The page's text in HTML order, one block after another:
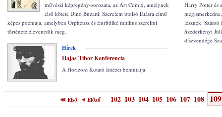
művészi képregény-sorozata, az Art Comix, amelynek
első kötete Dino Buzatti: Szerelem utolsó látásra című
képes poémája, amelyben Orpheusz és Eurüdiké mitikus szerelmi
története elevenedik meg.
Hírek
Hajas Tibor Konferencia
A Horizont Kutató Intézet bemutatja:
Harry Potter és
lesznek:
Szederkényi
díszvendége
Első Előző 102 103 104 105 106 107 108 109